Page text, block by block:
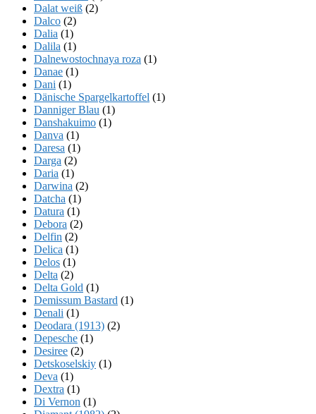
Dalat weiß (2)
Dalco (2)
Dalia (1)
Dalila (1)
Dalnewostochnaya roza (1)
Danae (1)
Dani (1)
Dänische Spargelkartoffel (1)
Danniger Blau (1)
Danshakuimo (1)
Danva (1)
Daresa (1)
Darga (2)
Daria (1)
Darwina (2)
Datcha (1)
Datura (1)
Debora (2)
Delfin (2)
Delica (1)
Delos (1)
Delta (2)
Delta Gold (1)
Demissum Bastard (1)
Denali (1)
Deodara (1913) (2)
Depesche (1)
Desiree (2)
Detskoselskiy (1)
Deva (1)
Dextra (1)
Di Vernon (1)